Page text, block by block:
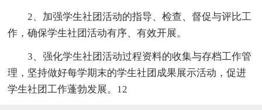
2、加强学生社团活动的指导、检查、督促与评比工
作，确保学生社团活动有序、有效开展。
3、强化学生社团活动过程资料的收集与存档工作管
理，坚持做好每学期末的学生社团成果展示活动，促进
学生社团工作蓬勃发展。12